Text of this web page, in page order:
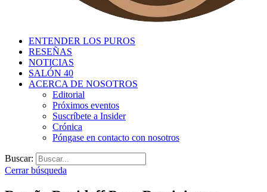
ENTENDER LOS PUROS
RESEÑAS
NOTICIAS
SALÓN 40
ACERCA DE NOSOTROS
Editorial
Próximos eventos
Suscríbete a Insider
Crónica
Póngase en contacto con nosotros
Buscar:
Cerrar búsqueda